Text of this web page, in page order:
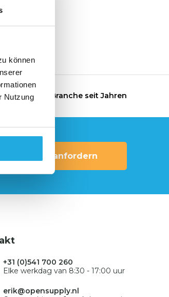
können
Nutzungin der Branche seit Jahren
Angebot anfordern
+31 (0)541 700 260
Elke werkdag van 8:30 - 17:00 uur
erik@opensupply.nl